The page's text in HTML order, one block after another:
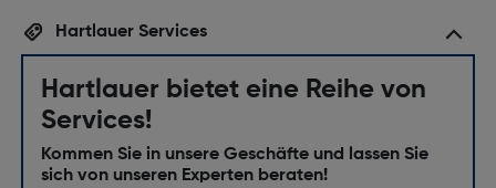
Hartlauer Services
Hartlauer bietet eine Reihe von
Services!
Kommen Sie in unsere Geschäfte und lassen Sie
sich von unseren Experten beraten!